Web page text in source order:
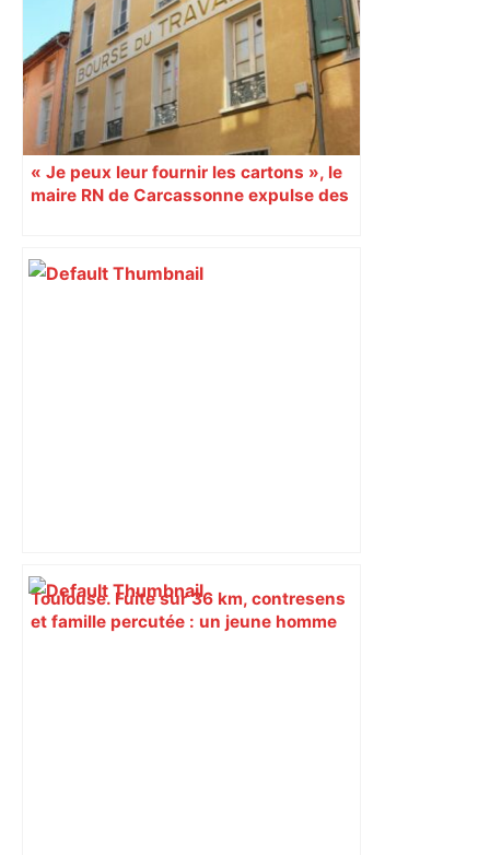
« Je peux leur fournir les cartons », le
maire RN de Carcassonne expulse des
Toulouse. Fuite sur 36 km, contresens
et famille percutée : un jeune homme